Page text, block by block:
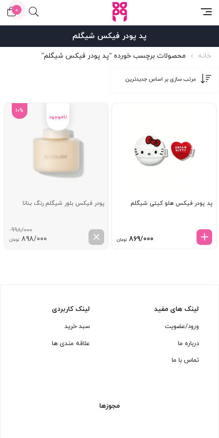
0
پد پودر فیکس شیگلم
خانه محصولات برچسب خورده “پد پودر فیکس شیگلم”
پد پودر فیکس هلو کیتی شیگلم
869/000 تومان
10%
پودر فیکس بلور شیگلم رنگ بنانا
998/000
قیمت
898/000 تومان
لینک های مفید
ورود/عضویت
درباره ما
تماس با ما
لینک کاربردی
سبد خرید
علاقه مندی ها
مجوزها